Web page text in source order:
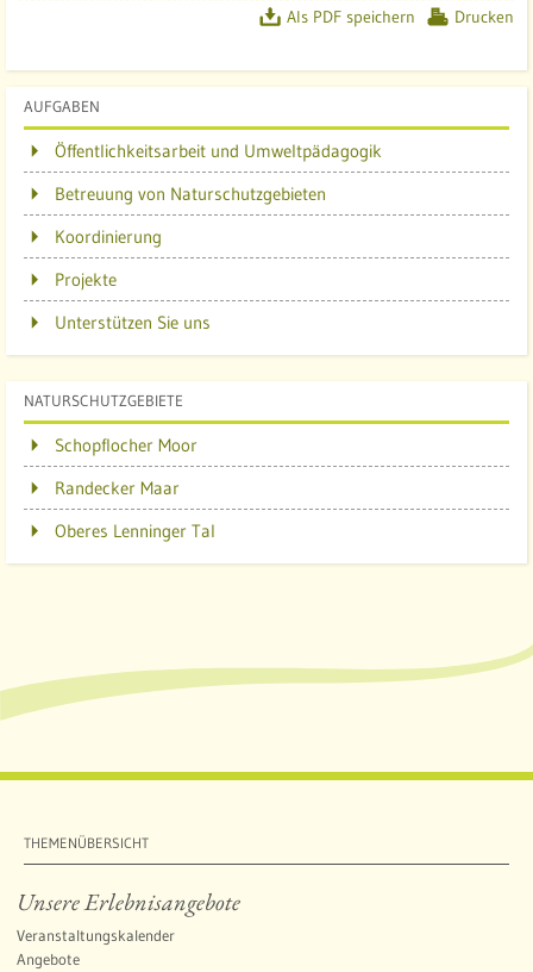
l
Drucken
Als PDF speichern
AUFGABEN
Öffentlichkeitsarbeit und Umweltpädagogik
Betreuung von Naturschutzgebieten
Koordinierung
Projekte
Unterstützen Sie uns
NATURSCHUTZGEBIETE
Schopflocher Moor
Randecker Maar
Oberes Lenninger Tal
THEMENÜBERSICHT
Unsere Erlebnisangebote
Veranstaltungskalender
Angebote